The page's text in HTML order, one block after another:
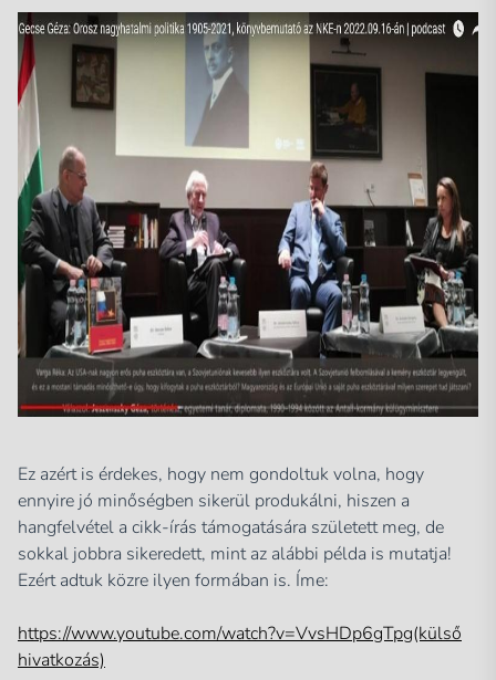
Ez azért is érdekes, hogy nem gondoltuk volna, hogy
ennyire jó minőségben sikerül produkálni, hiszen a
hangfelvétel a cikk-írás támogatására született meg, de
sokkal jobbra sikeredett, mint az alábbi példa is mutatja!
Ezért adtuk közre ilyen formában is. Íme:
https://www.youtube.com/watch?v=VvsHDp6gTpg(külső
hivatkozás)